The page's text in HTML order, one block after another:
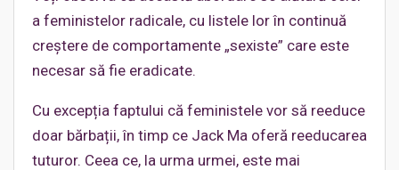
a feministelor radicale, cu listele lor în continuă
creștere de comportamente „sexiste” care este
necesar să fie eradicate.
Cu excepția faptului că feministele vor să reeduce
doar bărbații, în timp ce Jack Ma oferă reeducarea
tuturor. Ceea ce, la urma urmei, este mai